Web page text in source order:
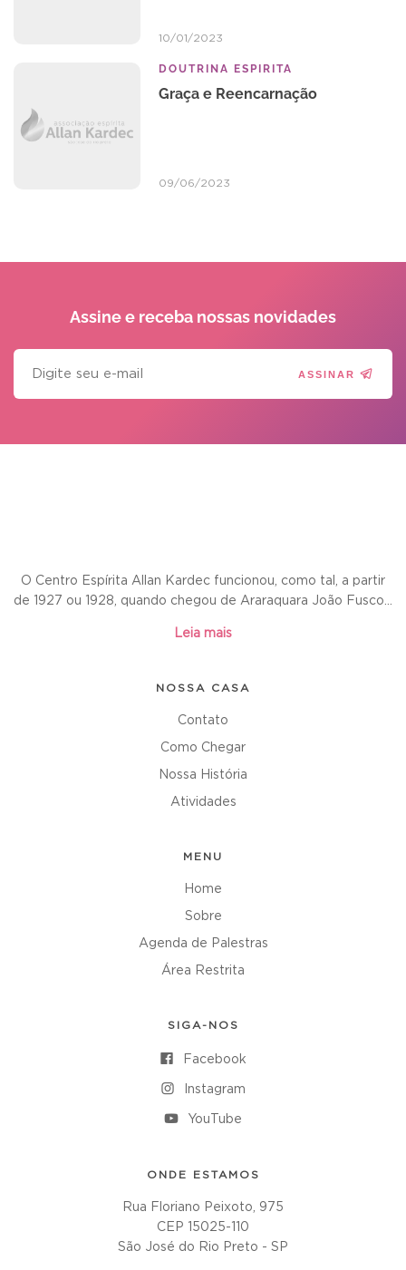
10/01/2023
DOUTRINA ESPIRITA
Graça e Reencarnação
09/06/2023
Assine e receba nossas novidades
ASSINAR
O Centro Espírita Allan Kardec funcionou, como tal, a partir
de 1927 ou 1928, quando chegou de Araraquara João Fusco...
Leia mais
NOSSA CASA
Contato
Como Chegar
Nossa História
Atividades
MENU
Home
Sobre
Agenda de Palestras
Área Restrita
SIGA-NOS
Facebook
Instagram
YouTube
ONDE ESTAMOS
Rua Floriano Peixoto, 975
CEP 15025-110
São José do Rio Preto - SP